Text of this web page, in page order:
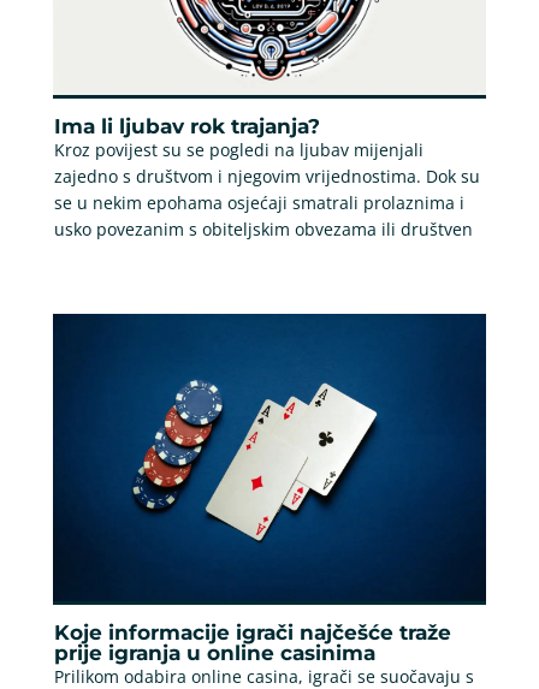
Ima li ljubav rok trajanja?
Kroz povijest su se pogledi na ljubav mijenjali
zajedno s društvom i njegovim vrijednostima. Dok su
se u nekim epohama osjećaji smatrali prolaznima i
usko povezanim s obiteljskim obvezama ili društven
Koje informacije igrači najčešće traže
prije igranja u online casinima
Prilikom odabira online casina, igrači se suočavaju s